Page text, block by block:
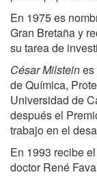
En 1975 es
Gran Bretaña y
su tarea de
César Milsteines
de Química,
Universidad de
después el
trabajo en el
En 1993 recibe
doctor René